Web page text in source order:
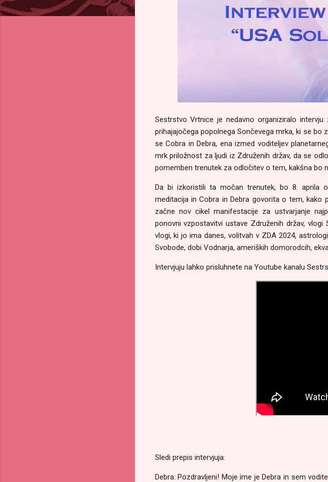
Sestrstvo Vrtnice je nedavno organiziralo
prihajajočega popolnega Sončevega mrka, ki se bo
se Cobra in Debra, ena izmed voditeljev
mrk priložnost za ljudi iz Združenih držav, da se
pomemben trenutek za odločitev o tem, kakšna bo
Da bi izkoristili ta močan trenutek, bo 8. aprila
meditacija in Cobra in Debra govorita o tem,
začne nov cikel manifestacije za ustvarjanje
ponovni vzpostavitvi ustave Združenih držav,
vlogi, ki jo ima danes, volitvah v ZDA 2024,
Svobode, dobi Vodnarja, ameriških domorodcih,
Intervjuju lahko prisluhnete na Youtube kanalu
Sledi prepis intervjuja:
Debra: Pozdravljeni! Moje ime je Debra in sem